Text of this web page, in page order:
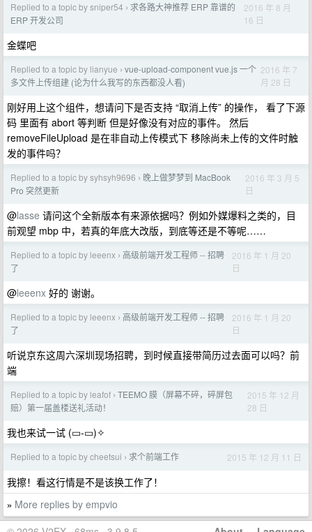
Replied to a topic by sniper54 › 求各路大神推荐 ERP 靠谱的
ERP 开发公司
2016 年 8 月
16 日
金蝶吧
Replied to a topic by lianyue › vue-upload-component vue.js 一个
多文件上传组建 (论为什么我写的东西都没人看)
2016 年 7
月 28 日
刚好用上这个组件，想请问下是否支持 “取消上传” 的操作， 看了下源
码 里面有 abort 等判断 但是好像没有对应的事件。 然后
removeFileUpload 是在非自动上传模式下 移除尚未上传的文件时触
发的事件吗？
Replied to a topic by syhsyh9696 › 晚上做梦梦到 MacBook
Pro 突然更新
2016 年 3 月 5
日
@lasse 请问这个全新版本有来源依据吗？例如外媒爆料之类的，目
前观望 mbp 中，若真的年底大改版，到底等还是不等呢……
Replied to a topic by leeenx › 高级前端开发工程师 -- 招聘
了
2016 年 1 月 20
日
@leeenx 好的 谢谢。
Replied to a topic by leeenx › 高级前端开发工程师 -- 招聘
了
2016 年 1 月 20
日
听说京东这周六深圳现场招聘，到时候直接带简历过去面可以吗？前
端
Replied to a topic by leafof › TEEMO 膜（屏幕不碎，碎屏包
赔）第一届盖楼送礼活动！
2015 年 12 月
28 日
我也来试一试 (▭-▭)✧
Replied to a topic by cheetsui › 求个前端工作 2015 年 12 月 11 日
我擦！看这行情是不是该换工作了！
» More replies by empvio